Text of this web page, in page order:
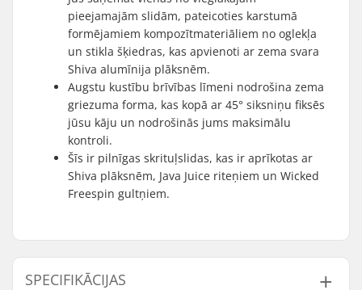
pieejamajām slidām, pateicoties karstumā
formējamiem kompozītmateriāliem no oglekļa
un stikla šķiedras, kas apvienoti ar zema svara
Shiva alumīnija plāksnēm.
Augstu kustību brīvības līmeni nodrošina zema
griezuma forma, kas kopā ar 45° siksniņu fiksēs
jūsu kāju un nodrošinās jums maksimālu
kontroli.
Šīs ir pilnīgas skrituļslidas, kas ir aprīkotas ar
Shiva plāksnēm, Java Juice riteņiem un Wicked
Freespin gultņiem.
SPECIFIKĀCIJAS